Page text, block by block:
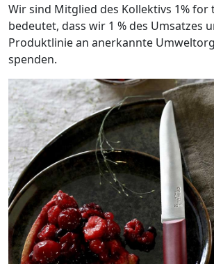
Wir sind Mitglied des Kollektivs 1% for
bedeutet, dass wir 1 % des Umsatzes
Produktlinie an anerkannte
spenden.